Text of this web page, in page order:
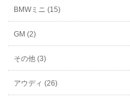
BMWミニ (15)
GM (2)
その他 (3)
アウディ (26)